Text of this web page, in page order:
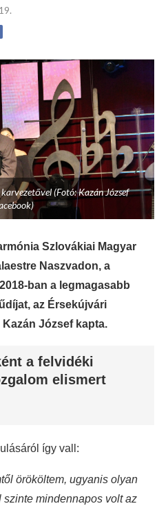
(Fotó: Kazán József
Szlovákiai Magyar
Naszvadon, a
ban a legmagasabb
az Érsekújvári
József kapta.
a felvidéki
elismert
így vall:
örököltem, ugyanis olyan
mindennapos volt az